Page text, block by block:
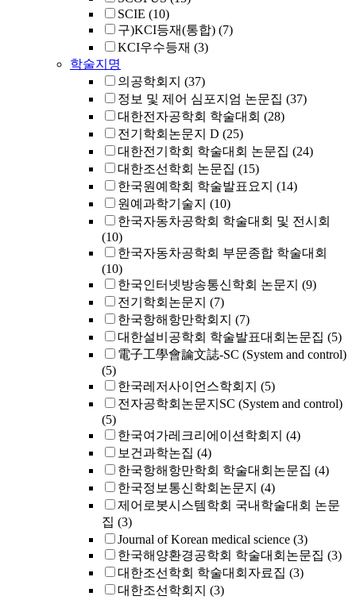
SCIE (10)
구)KCI등재(통합) (7)
KCI우수등재 (3)
학술지명
의공학회지 (37)
정보 및 제어 심포지엄 논문집 (37)
대한전자공학회 학술대회 (28)
전기학회논문지 D (25)
대한전기학회 학술대회 논문집 (24)
대한조선학회 논문집 (15)
한국원예학회 학술발표요지 (14)
원예과학기술지 (10)
한국자동차공학회 학술대회 및 전시회
(10)
한국자동차공학회 부문종합 학술대회
(10)
한국인터넷방송통신학회 논문지 (9)
전기학회논문지 (7)
한국항해항만학회지 (7)
대한설비공학회 학술발표대회논문집 (5)
電子工學會論文誌-SC (System and control)
(5)
한국레저사이언스학회지 (5)
전자공학회논문지SC (System and control)
(5)
한국여가레크리에이션학회지 (4)
보건과학논집 (4)
한국항해항만학회 학술대회논문집 (4)
한국정보통신학회논문지 (4)
제어로봇시스템학회 국내학술대회 논문
집 (3)
Journal of Korean medical science (3)
한국해양환경공학회 학술대회논문집 (3)
대한조선학회 학술대회자료집 (3)
대한조선학회지 (3)